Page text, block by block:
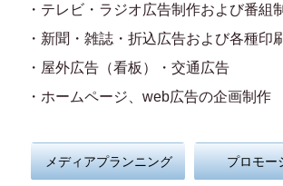
・テレビ・ラジオ広告制作および番組
・新聞・雑誌・折込広告および各種印
・屋外広告（看板）・交通広告
・ホームページ、web広告の企画制作
メディアプランニング プロモー